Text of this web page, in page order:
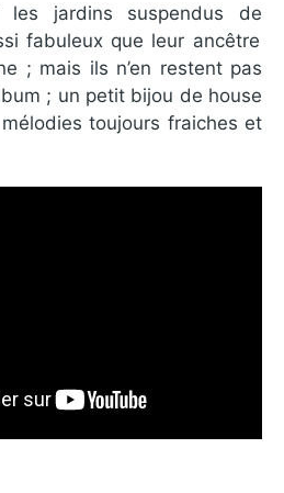
jardins suspendus de
fabuleux que leur ancêtre
; mais ils n’en restent pas
; un petit bijou de house
toujours fraiches et